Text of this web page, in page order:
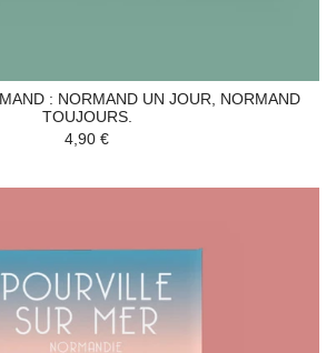
: NORMAND UN JOUR, NORMAND
TOUJOURS.
4,90 €